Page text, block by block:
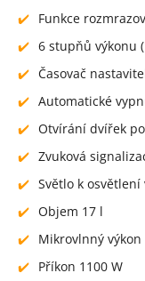
Funkce
6 stupňů výkonu
Časovač
Automatické
Otvírání dvířek
Zvuková
Světlo k
Objem 17 l
Mikrovlnný výkon
Příkon 1100 W